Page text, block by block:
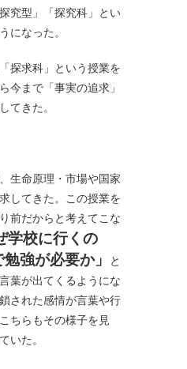
究型」「探究科」とい
になった。
探求科」という授業を
今まで「事実の追求」
てきた。
生命原理・市場や国家
してきた。この授業を
前だからと考えてこな
学校に行くの
強が必要か」
と
葉が出てくるようにな
された感情が言葉や行
ちらもその様子を見
いた。